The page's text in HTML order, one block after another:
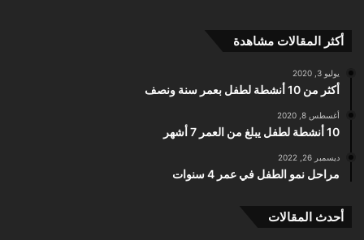
أكثر المقالات مشاهدة
يوليو 3, 2020
أكثر من 10 أنشطة لطفل بعمر سنة ونصف
أغسطس 8, 2020
10 أنشطة لطفل يبلغ من العمر 7 أشهر
ديسمبر 26, 2022
مراحل نمو الطفل في عمر 4 سنوات
أحدث المقالات